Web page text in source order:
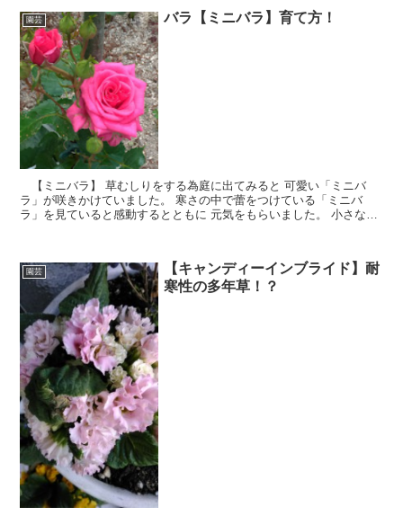
園芸 バラ【ミニバラ】育て方！
【ミニバラ】 草むしりをする為庭に出てみると 可愛い「ミニバ
ラ」が咲きかけていました。 寒さの中で蕾をつけている「ミニバ
ラ」を見ていると感動するとともに 元気をもらいました。 小さな蕾
園芸
【キャンディーインブライド】耐
寒性の多年草！？